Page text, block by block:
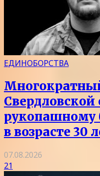
ЕДИНОБОРСТВА
Свердловской
рукопашному
в возрасте 30
07.08.2026
21